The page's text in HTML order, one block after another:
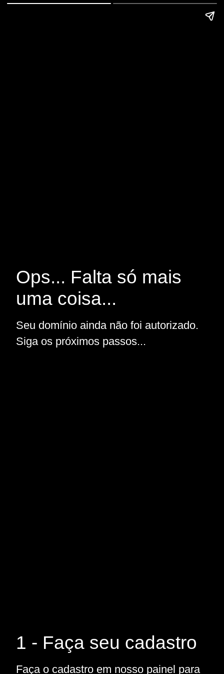
Ops... Falta só mais
uma coisa...
Seu domínio ainda não foi autorizado.
Siga os próximos passos...
1 - Faça seu cadastro
Faça o cadastro em nosso painel para